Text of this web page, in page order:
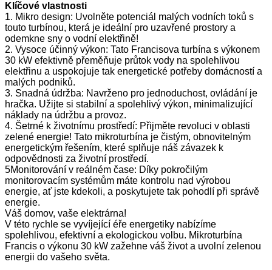
Klíčové vlastnosti
1. Mikro design: Uvolněte potenciál malých vodních toků s
touto turbínou, která je ideální pro uzavřené prostory a
odemkne sny o vodní elektřině!
2. Vysoce účinný výkon: Tato Francisova turbína s výkonem
30 kW efektivně přeměňuje průtok vody na spolehlivou
elektřinu a uspokojuje tak energetické potřeby domácností a
malých podniků.
3. Snadná údržba: Navrženo pro jednoduchost, ovládání je
hračka. Užijte si stabilní a spolehlivý výkon, minimalizující
náklady na údržbu a provoz.
4. Šetrné k životnímu prostředí: Přijměte revoluci v oblasti
zelené energie! Tato mikroturbína je čistým, obnovitelným
energetickým řešením, které splňuje náš závazek k
odpovědnosti za životní prostředí.
5Monitorování v reálném čase: Díky pokročilým
monitorovacím systémům máte kontrolu nad výrobou
energie, ať jste kdekoli, a poskytujete tak pohodlí při správě
energie.
Váš domov, vaše elektrárna!
V této rychle se vyvíjející éře energetiky nabízíme
spolehlivou, efektivní a ekologickou volbu. Mikroturbína
Francis o výkonu 30 kW zažehne váš život a uvolní zelenou
energii do vašeho světa.